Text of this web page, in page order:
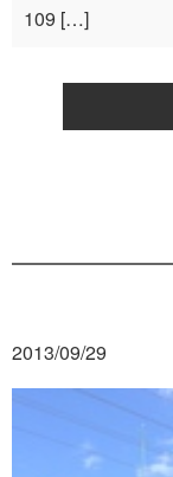
109 […]
2013/09/29